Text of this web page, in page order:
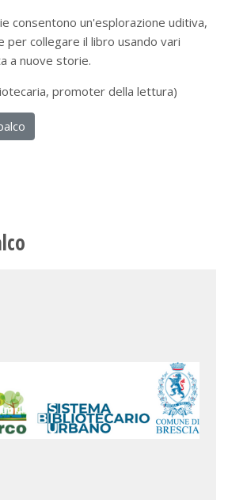
consentono un'esplorazione uditiva,
per collegare il libro usando vari
a nuove storie.
promoter della lettura)